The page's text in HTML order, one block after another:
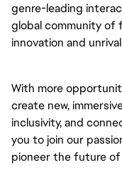
genre-leading
global community of
innovation and
With more
create new,
inclusivity, and
you to join our
pioneer the future